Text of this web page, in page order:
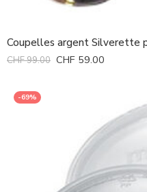
CHF99.00 CHF 59.00
-69%